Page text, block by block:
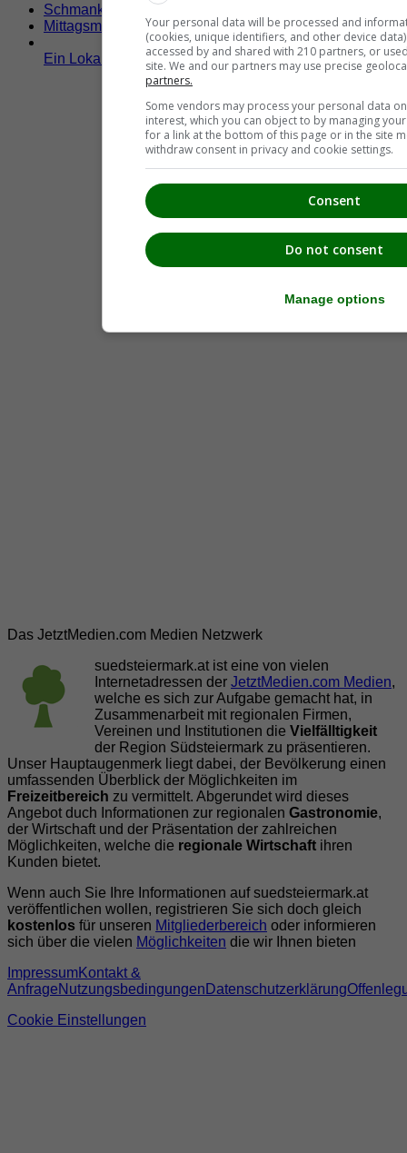
Schmankerltage
Mittagsmenü
Ein Lokal hier eintragen!
Das JetztMedien.com Medien Netzwerk
suedsteiermark.at ist eine von vielen
Internetadressen der JetztMedien.com Medien,
welche es sich zur Aufgabe gemacht hat, in
Zusammenarbeit mit regionalen Firmen,
Vereinen und Institutionen die Vielfälltigkeit
der Region Südsteiermark zu präsentieren.
Unser Hauptaugenmerk liegt dabei, der Bevölkerung einen
umfassenden Überblick der Möglichkeiten im
Freizeitbereich zu vermittelt. Abgerundet wird dieses
Angebot duch Informationen zur regionalen Gastronomie,
der Wirtschaft und der Präsentation der zahlreichen
Möglichkeiten, welche die regionale Wirtschaft ihren
Kunden bietet.
Wenn auch Sie Ihre Informationen auf suedsteiermark.at
veröffentlichen wollen, registrieren Sie sich doch gleich
kostenlos für unseren Mitgliederbereich oder informieren
sich über die vielen Möglichkeiten die wir Ihnen bieten
ImpressumKontakt &
AnfrageNutzungsbedingungen Datenschutzerklärung
Cookie Einstellungen
Your personal data will be processed and
(cookies, unique identifiers, and other device
accessed by and shared with 210 partners, or
site. We and our partners may use precise
partners.
Some vendors may process your personal data
interest, which you can object to by managing
for a link at the bottom of this page or in the site
withdraw consent in privacy and cookie settings.
Consent
Do not consent
Manage options